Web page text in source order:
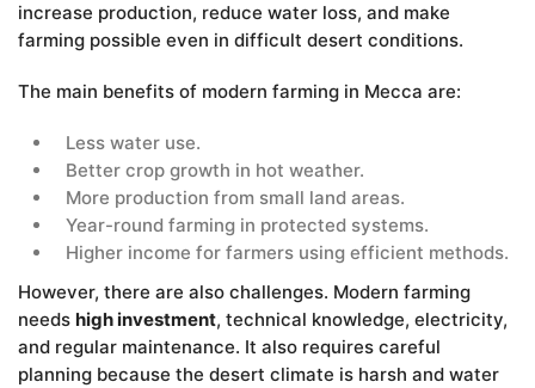
increase production, reduce water loss, and make
farming possible even in difficult desert conditions.
The main benefits of modern farming in Mecca are:
Less water use.
Better crop growth in hot weather.
More production from small land areas.
Year-round farming in protected systems.
Higher income for farmers using efficient methods.
However, there are also challenges. Modern farming
needs high investment, technical knowledge, electricity,
and regular maintenance. It also requires careful
planning because the desert climate is harsh and water